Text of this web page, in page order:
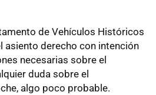
de Vehículos Históricos
asiento derecho con intención
necesarias sobre el
duda sobre el
algo poco probable.